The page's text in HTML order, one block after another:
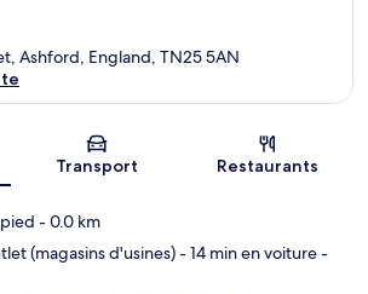
Carte
Ashford, England, TN25 5AN
Transport Restaurants
- 0.0 km
(magasins d'usines)- 14 min en voiture-